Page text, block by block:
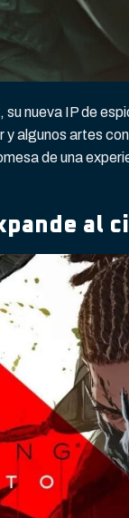
, su nueva IP de
y algunos artes
de una
al